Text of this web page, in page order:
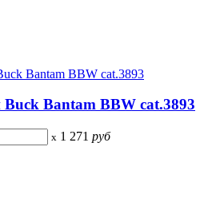
Bantam BBW cat.3893
x 1 271 руб